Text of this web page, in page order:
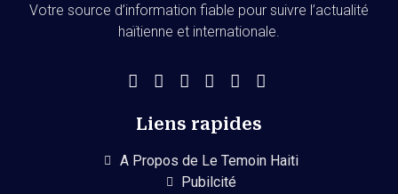
Votre source d’information fiable pour suivre l’actualité
haïtienne et internationale.
Liens rapides
A Propos de Le Temoin Haiti
Pubilcité